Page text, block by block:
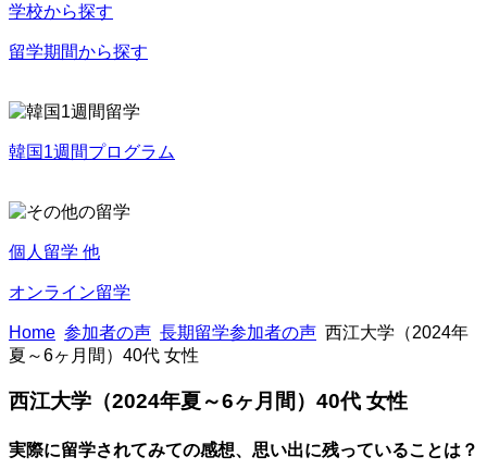
学校から探す
留学期間から探す
韓国1週間プログラム
個人留学 他
オンライン留学
Home 参加者の声 長期留学参加者の声 西江大学（2024年
夏～6ヶ月間）40代 女性
西江大学（2024年夏～6ヶ月間）40代 女性
実際に留学されてみての感想、思い出に残っていることは？